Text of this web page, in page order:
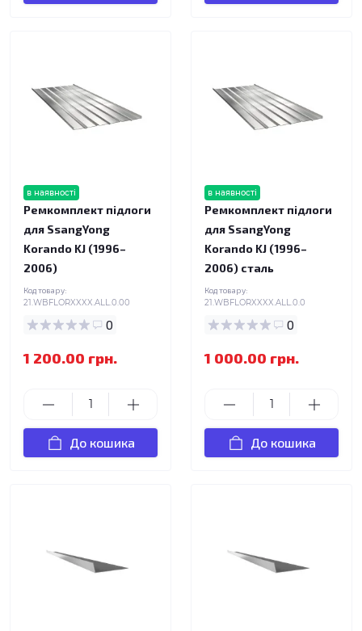
в наявності
Ремкомплект підлоги
для SsangYong
Korando KJ (1996–
2006)
Код товару:
21.WBFLORXXXX.ALL.0.00
0
1 200.00 грн.
До кошика
в наявності
Ремкомплект підлоги
для SsangYong
Korando KJ (1996–
2006) сталь
Код товару:
21.WBFLORXXXX.ALL.0.0
0
1 000.00 грн.
До кошика